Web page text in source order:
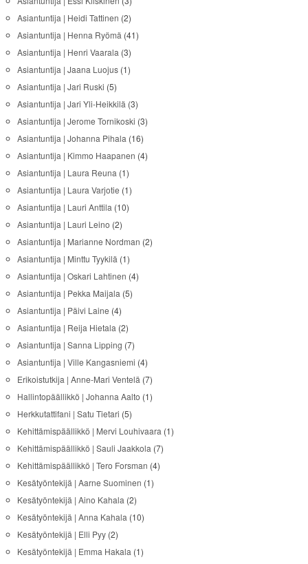
Asiantuntija | Heidi Tattinen (2)
Asiantuntija | Henna Ryömä (41)
Asiantuntija | Henri Vaarala (3)
Asiantuntija | Jaana Luojus(1)
Asiantuntija | Jari Ruski (5)
Asiantuntija | Jari Yli-Heikkilä (3)
Asiantuntija | Jerome Tornikoski (3)
Asiantuntija | Johanna Pihala (16)
Asiantuntija | Kimmo Haapanen (4)
Asiantuntija | Laura Reuna (1)
Asiantuntija | Laura Varjotie (1)
Asiantuntija | Lauri Anttila (10)
Asiantuntija | Lauri Leino (2)
Asiantuntija | Marianne Nordman (2)
Asiantuntija | Minttu Tyykilä (1)
Asiantuntija | Oskari Lahtinen (4)
Asiantuntija | Pekka Maijala (5)
Asiantuntija | Päivi Laine (4)
Asiantuntija | Reija Hietala (2)
Asiantuntija | Sanna Lipping (7)
Asiantuntija | Ville Kangasniemi (4)
Erikoistutkija | Anne-Mari Ventelä (7)
Hallintopäällikkö | Johanna Aalto (1)
Herkkutattifani | Satu Tietari (5)
Kehittämispäällikkö | Mervi Louhivaara (1)
Kehittämispäällikkö | Sauli Jaakkola (7)
Kehittämispäällikkö | Tero Forsman (4)
Kesätyöntekijä | Aarne Suominen (1)
Kesätyöntekijä | Aino Kahala (2)
Kesätyöntekijä | Anna Kahala (10)
Kesätyöntekijä | Elli Pyy(2)
Kesätyöntekijä | Emma Hakala (1)